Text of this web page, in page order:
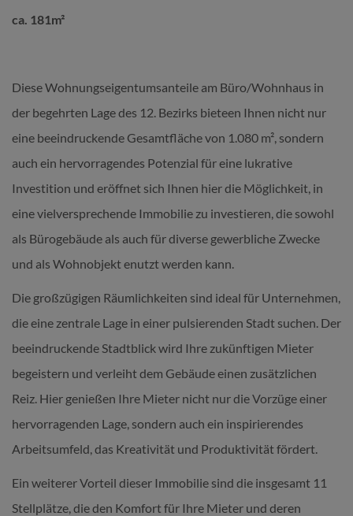
ca. 181m²
Diese Wohnungseigentumsanteile am Büro/Wohnhaus in
der begehrten Lage des 12. Bezirks bieteen Ihnen nicht nur
eine beeindruckende Gesamtfläche von 1.080 m², sondern
auch ein hervorragendes Potenzial für eine lukrative
Investition und eröffnet sich Ihnen hier die Möglichkeit, in
eine vielversprechende Immobilie zu investieren, die sowohl
als Bürogebäude als auch für diverse gewerbliche Zwecke
und als Wohnobjekt enutzt werden kann.
Die großzügigen Räumlichkeiten sind ideal für Unternehmen,
die eine zentrale Lage in einer pulsierenden Stadt suchen. Der
beeindruckende Stadtblick wird Ihre zukünftigen Mieter
begeistern und verleiht dem Gebäude einen zusätzlichen
Reiz. Hier genießen Ihre Mieter nicht nur die Vorzüge einer
hervorragenden Lage, sondern auch ein inspirierendes
Arbeitsumfeld, das Kreativität und Produktivität fördert.
Ein weiterer Vorteil dieser Immobilie sind die insgesamt 11
Stellplätze, die den Komfort für Ihre Mieter und deren